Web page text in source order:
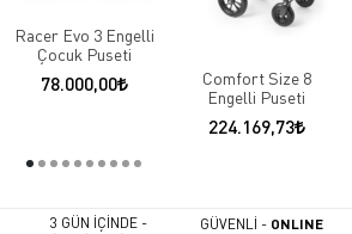
Racer Evo 3 Engelli
Çocuk Puseti
78.000,00
Comfort Size 8
Engelli Puseti
224.169,73
3 GÜN İÇİNDE - GÜVENLİ - ONLINE